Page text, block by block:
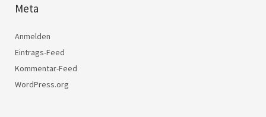
Meta
Anmelden
Eintrags-Feed
Kommentar-Feed
WordPress.org